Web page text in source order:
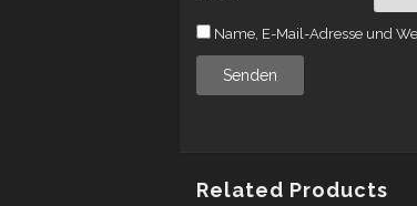
Name, E-Mail-Adresse und
Related Products